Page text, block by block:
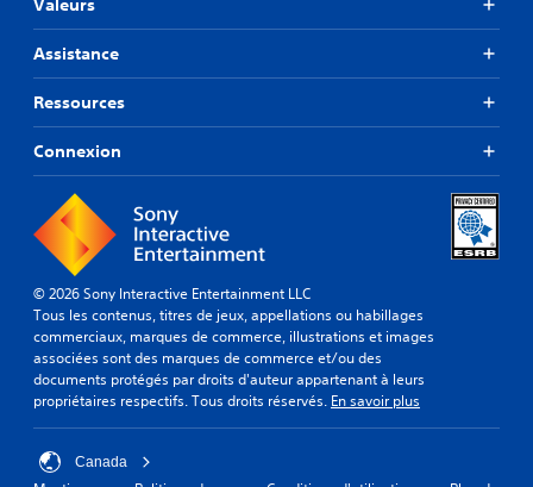
Assistance
Ressources
Connexion
© 2026 Sony Interactive Entertainment LLC
Tous les contenus, titres de jeux, appellations ou habillages
commerciaux, marques de commerce, illustrations et images
associées sont des marques de commerce et/ou des
documents protégés par droits d'auteur appartenant à leurs
propriétaires respectifs. Tous droits réservés. En savoir plus
Canada